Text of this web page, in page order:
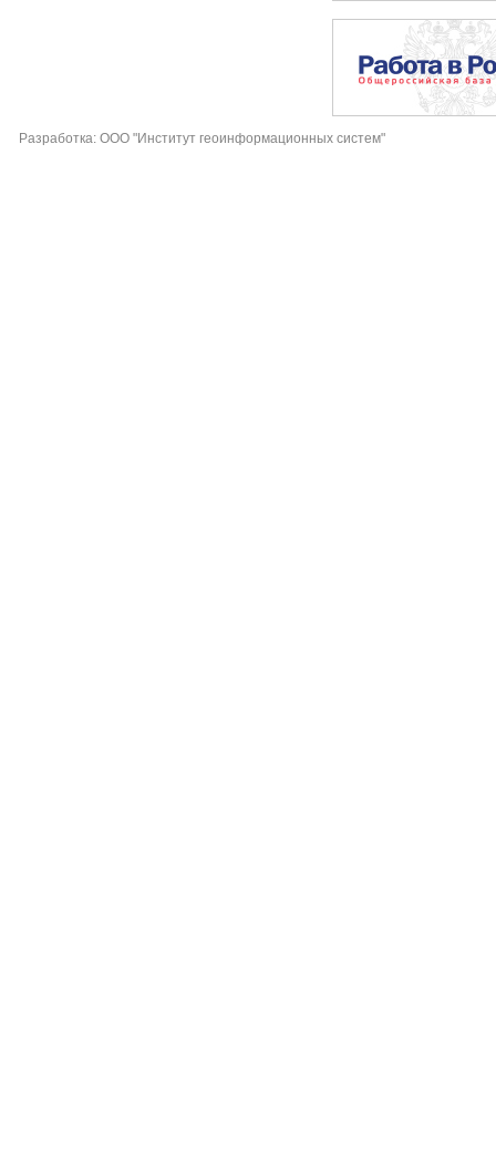
Разработка: ООО "Институт геоинформационных систем"